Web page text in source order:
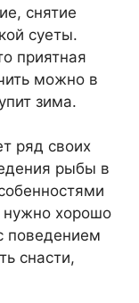
снятие
суеты.
приятная
можно в
зима.
ряд своих
рыбы в
нужно хорошо
поведением
снасти,